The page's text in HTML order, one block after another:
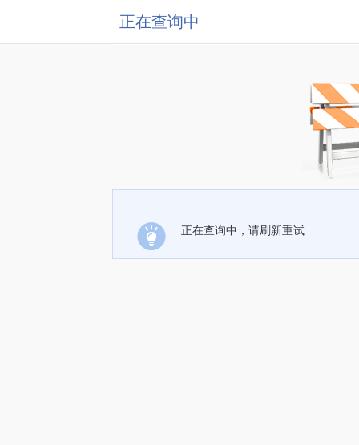
正在查询中
正在查询中，请刷新重试